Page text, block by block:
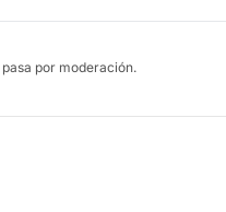
por moderación.